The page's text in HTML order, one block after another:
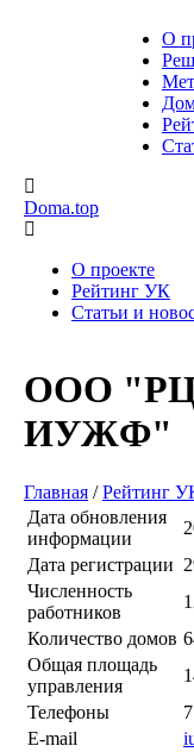
О
Doma.top
О проекте
Рейтинг УК
Статьи и
ООО
ИУЖФ"
Главная / Рейтинг
Дата обновления
информации
Дата регистрации
Численность
работников
Количество домов
Общая площадь
управления
Телефоны
E-mail